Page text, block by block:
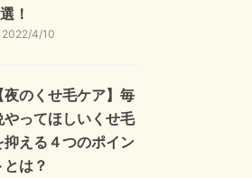
！
2022/4/10
【夜のくせ毛ケア】毎
やってほしいくせ毛
抑える４つのポイン
とは？